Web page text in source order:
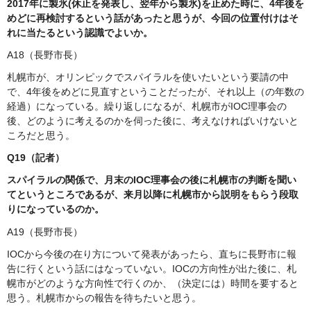
2017年に製氷(休止を発表し、翌年から製氷)を止めた時に、4年後を
めどに再検討するという話があったと思うが、今回の位置付けはそ
れに当たるという認識でよいか。
A18（長野市長）
札幌市が、オリンピックでスパイラルを使いたいという要請の中
で、4年後をめどに見直すということだったが、それ以上（の年数の
経過）になっている。繰り返しになるが、札幌市がIOC理事会の
後、どのように考えるのかを伺った後に、考えなければいけないと
ころだと思う。
Q19（記者）
スパイラルの関係で、月末のIOC理事会の後に札幌市の判断を聞い
てというところであるが、来月以降に札幌市から説明をもらう段取
りになっているのか。
A19（長野市長）
IOCから今後の在り方について発表があったら、直ちに長野市に報
告に行くという話にはなっていない。IOCの方向性が出た後に、札
幌市がどのような方向性で行くのか、（決定には）時間を要すると
思う。札幌市からの報告を待ちたいと思う。